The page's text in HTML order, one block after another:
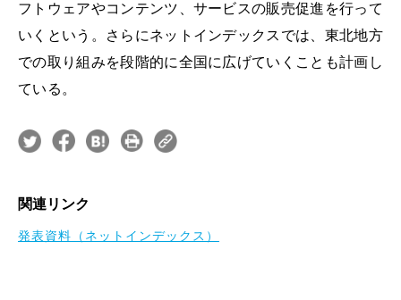
フトウェアやコンテンツ、サービスの販売促進を行って
いくという。さらにネットインデックスでは、東北地方
での取り組みを段階的に全国に広げていくことも計画し
ている。
関連リンク
発表資料（ネットインデックス）